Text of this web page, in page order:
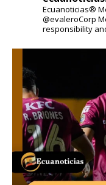
Ecuanoticias®
@evaleroCorp
responsibility